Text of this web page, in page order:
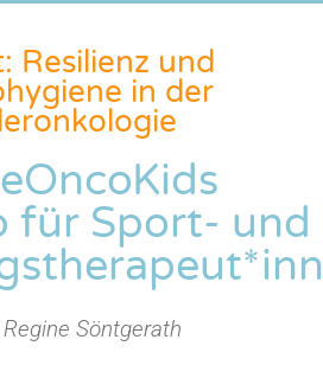
Resilienz und
in der
für Sport- und
Regine Söntgerath